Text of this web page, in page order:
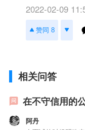
2022-02-09
赞同 8
相关问答
在不守信用的
阿丹